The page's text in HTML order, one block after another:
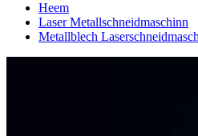
Heem
Laser Metallschneidmaschinn
Metallblech